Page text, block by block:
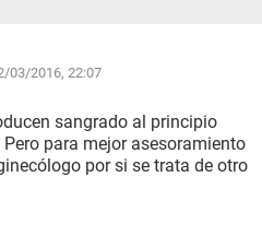
03/2016, 22:07
sangrado al principio
para mejor asesoramiento
por si se trata de otro